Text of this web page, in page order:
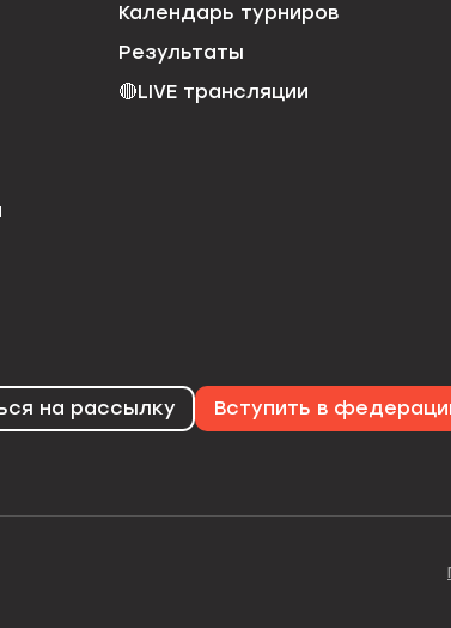
Календарь турниров
Результаты
🔴LIVE трансляции
на рассылку Вступить в